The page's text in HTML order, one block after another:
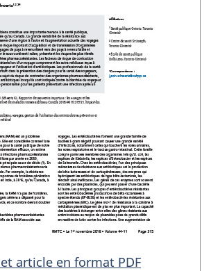
article en format PDF